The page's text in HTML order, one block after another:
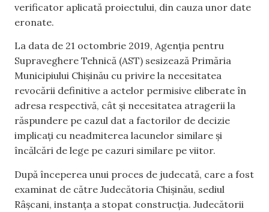
verificator aplicată proiectului, din cauza unor date
eronate.
La data de 21 octombrie 2019, Agenția pentru
Supraveghere Tehnică (AST) sesizează Primăria
Municipiului Chișinău cu privire la necesitatea
revocării definitive a actelor permisive eliberate în
adresa respectivă, cât și necesitatea atragerii la
răspundere pe cazul dat a factorilor de decizie
implicați cu neadmiterea lacunelor similare și
încălcări de lege pe cazuri similare pe viitor.
După începerea unui proces de judecată, care a fost
examinat de către Judecătoria Chișinău, sediul
Râșcani, instanța a stopat construcția. Judecătorii